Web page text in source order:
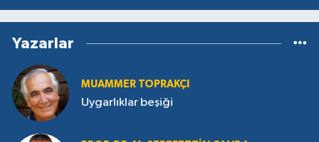
Yazarlar
MUAMMER TOPRAKÇI
Uygarlıklar beşiği